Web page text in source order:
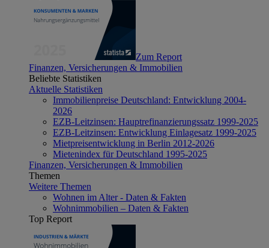
Zum Report
Finanzen, Versicherungen & Immobilien
Beliebte Statistiken
Aktuelle Statistiken
Immobilienpreise Deutschland: Entwicklung 2004-
2026
EZB-Leitzinsen: Hauptrefinanzierungssatz 1999-2025
EZB-Leitzinsen: Entwicklung Einlagesatz 1999-2025
Mietpreisentwicklung in Berlin 2012-2026
Mietenindex für Deutschland 1995-2025
Finanzen, Versicherungen & Immobilien
Themen
Weitere Themen
Wohnen im Alter - Daten & Fakten
Wohnimmobilien – Daten & Fakten
Top Report